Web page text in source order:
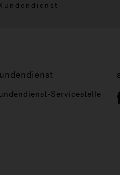
Servicestelle